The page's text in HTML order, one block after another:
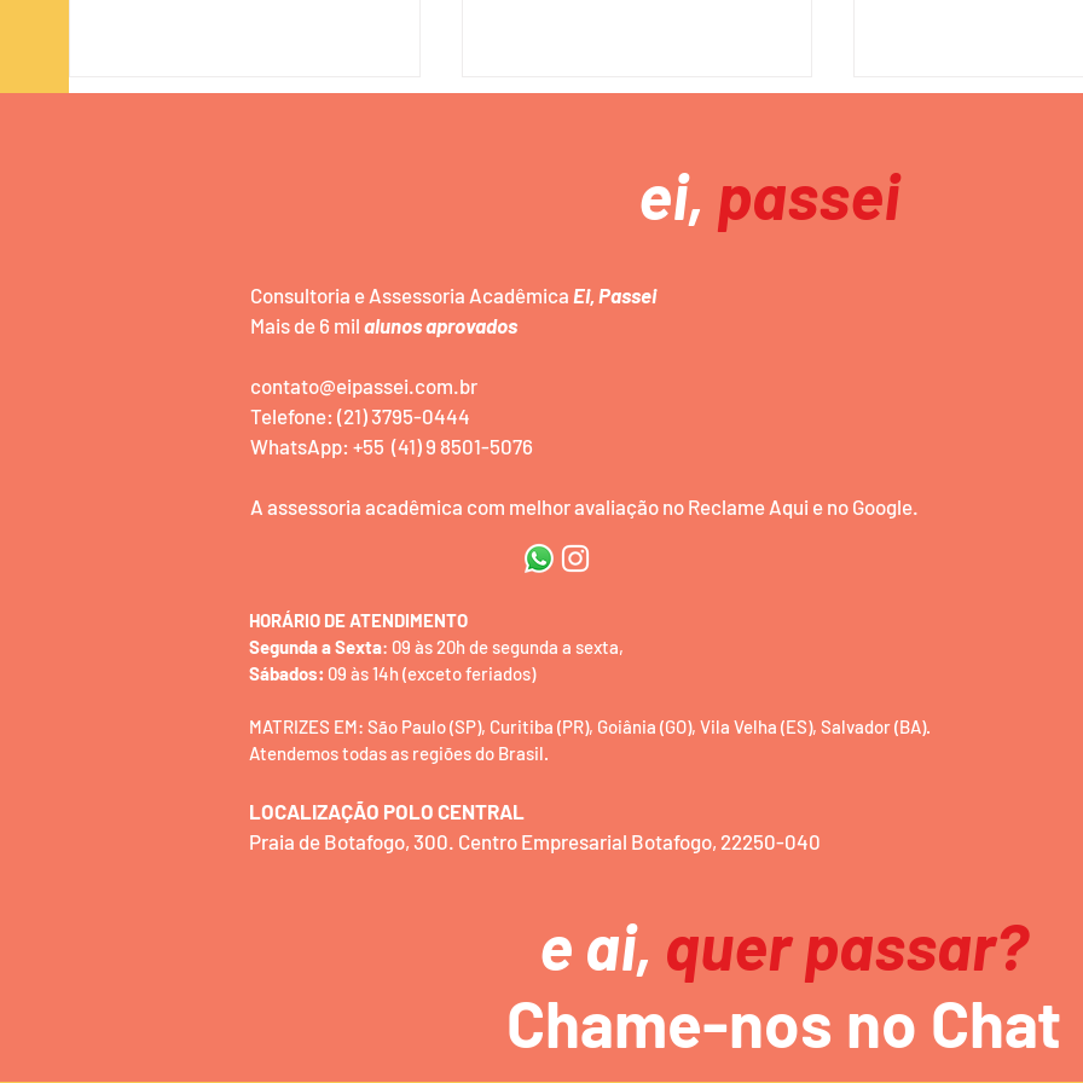
40 Temas para TCC de Curso
Técnico em Segurança do
50 Temas para TCC em
Segurança do Trabalho:
ei, passei
Consultoria e Assessoria Acadêmica Ei, Passei
Mais de 6 mil alunos aprovados
contato@eipassei.com.br
Telefone: (21) 3795-0444
WhatsApp: +55 (41) 9 8501-5076
A assessoria acadêmica com melhor avaliação no Reclame Aqui e no Google.
HORÁRIO DE ATENDIMENTO
Segunda a Sexta: 09 às 20h de segunda a sexta,
Sábados: 09 às 14h (exceto feriados)
MATRIZES EM: São Paulo (SP), Curitiba (PR), Goiânia (GO), Vila Velha (ES), Salvador (BA).
Atendemos todas as regiões do Brasil.
LOCALIZAÇÃO POLO CENTRAL
Praia de Botafogo, 300. Centro Empresarial Botafogo, 22250-040
e ai, quer passar?
Chame-nos no Chat